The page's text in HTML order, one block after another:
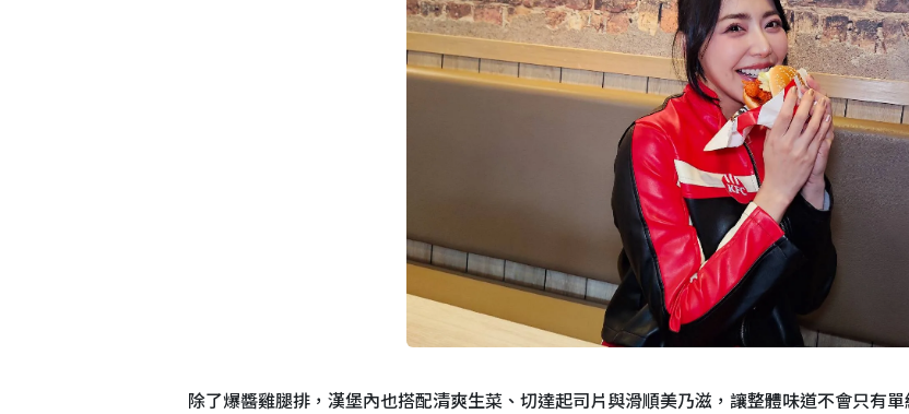
除了爆醬雞腿排，漢堡內也搭配清爽生菜、切達起司片與滑順美乃滋，讓整體味道不會只有